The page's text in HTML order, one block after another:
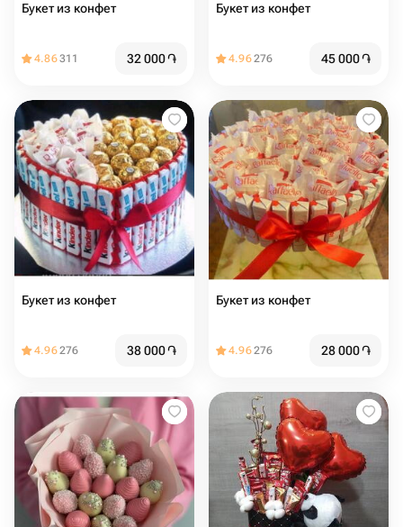
Букет из конфет ️
4.86311 32 000֏
Букет из конфет
4.96276 45 000֏
Букет из конфет️
4.96276 38 000֏
Букет из конфет ️
4.96276 28 000֏